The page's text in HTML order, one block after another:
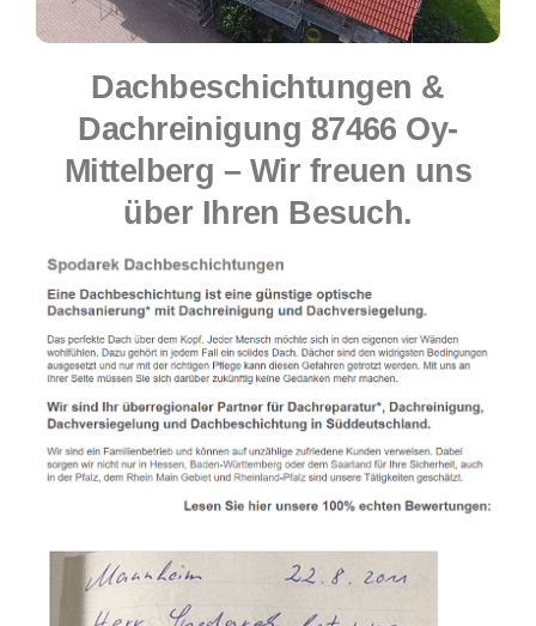
Dachbeschichtungen &
Dachreinigung 87466 Oy-
Mittelberg – Wir freuen uns
über Ihren Besuch.